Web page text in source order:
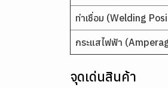
ท่าเชื่อม (Welding
กระแสไฟฟ้า
จุดเด่นสินค้า